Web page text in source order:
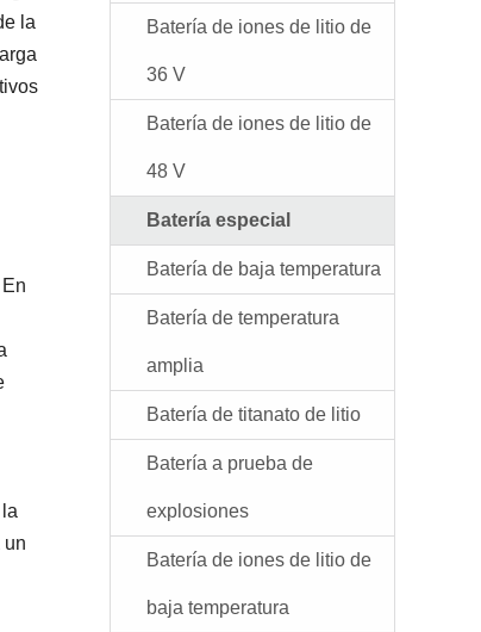
la
un
Batería de iones de litio de
36 V
Batería de iones de litio de
48 V
Batería especial
Batería de baja temperatura
Batería de temperatura
amplia
Batería de titanato de litio
Batería a prueba de
explosiones
Batería de iones de litio de
baja temperatura